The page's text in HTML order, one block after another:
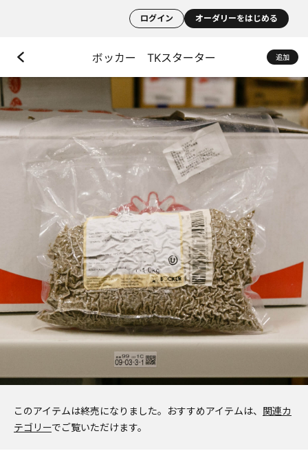
ログイン オーダリーをはじめる
ボッカー TKスターター 追加
このアイテムは終売になりました。 おすすめアイテムは、 関連カ
テゴリーでご覧いただけます。